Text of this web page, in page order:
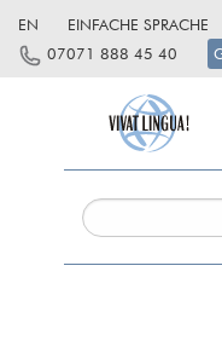
EN
EINFACHE SPRACHE
07071 888 45 40